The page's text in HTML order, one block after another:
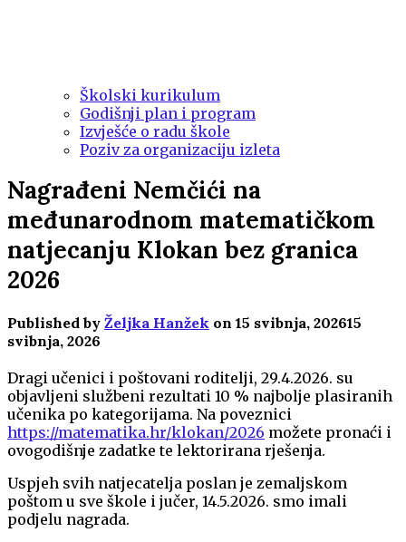
Školski kurikulum
Godišnji plan i program
Izvješće o radu škole
Poziv za organizaciju izleta
Nagrađeni Nemčići na
međunarodnom matematičkom
natjecanju Klokan bez granica
2026
Published by Željka Hanžek on 15 svibnja, 202615
svibnja, 2026
Dragi učenici i poštovani roditelji, 29.4.2026. su
objavljeni službeni rezultati 10 % najbolje plasiranih
učenika po kategorijama. Na poveznici
https://matematika.hr/klokan/2026 možete pronaći i
ovogodišnje zadatke te lektorirana rješenja.
Uspjeh svih natjecatelja poslan je zemaljskom
poštom u sve škole i jučer, 14.5.2026. smo imali
podjelu nagrada.